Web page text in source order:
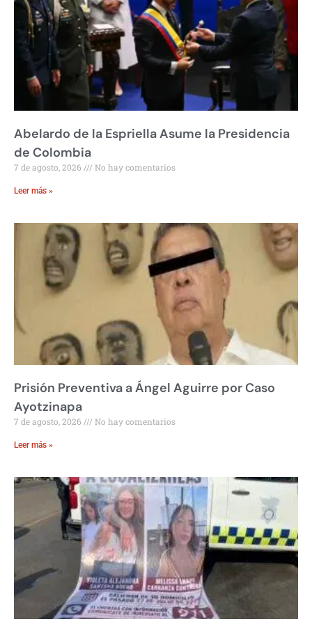
Abelardo de la Espriella Asume la Presidencia
de Colombia
7 de agosto, 2026 No hay comentarios
Leer más »
Prisión Preventiva a Ángel Aguirre por Caso
Ayotzinapa
7 de agosto, 2026 No hay comentarios
Leer más »